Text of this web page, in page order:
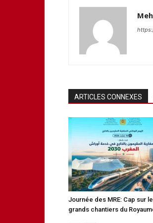
ARTICLES CONNEXES
Journée des MRE: Cap sur
grands chantiers du